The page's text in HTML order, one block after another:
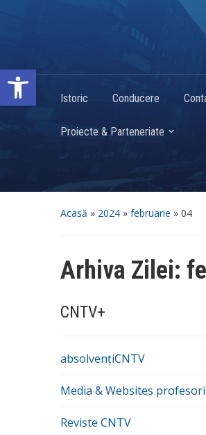
Deschide bara de unelte
Istoric Conducere
Proiecte & Parteneriate
Acasă » 2024 » februarie » 04
Arhiva Zilei:
CNTV+
absolvențiCNTV
Media & Websites profesori
Reviste CNTV